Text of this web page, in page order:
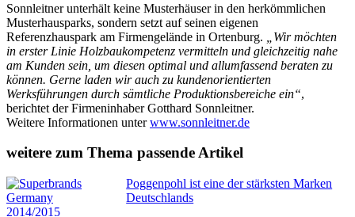
Sonnleitner unterhält keine Musterhäuser in den herkömmlichen
Musterhausparks, sondern setzt auf seinen eigenen
Referenzhauspark am Firmengelände in Ortenburg.
„Wir möchten
in erster Linie Holzbaukompetenz vermitteln und gleichzeitig nahe
am Kunden sein, um diesen optimal und allumfassend beraten zu
können. Gerne laden wir auch zu kundenorientierten
Werksführungen durch sämtliche Produktionsbereiche ein“,
berichtet der Firmeninhaber Gotthard Sonnleitner.
Weitere Informationen unterwww.sonnleitner.de
weitere zum Thema passende Artikel
Poggenpohl ist eine der stärksten Marken
Deutschlands